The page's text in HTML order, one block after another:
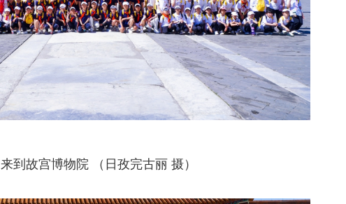
到故宫博物院 （日孜完古丽 摄）